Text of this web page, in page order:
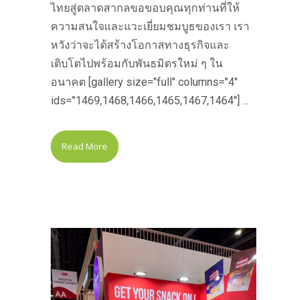
ไทยสู่ตลาดสากลขอขอบคุณทุกท่านที่ให้
ความสนใจและแวะเยี่ยมชมบูธของเรา เรา
หวังว่าจะได้สร้างโอกาสทางธุรกิจและ
เติบโตไปพร้อมกับพันธมิตรใหม่ ๆ ใน
อนาคต [gallery size="full" columns="4"
ids="1469,1468,1466,1465,1467,1464"] ...
Read More